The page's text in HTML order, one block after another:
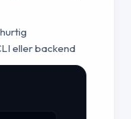
eller backend